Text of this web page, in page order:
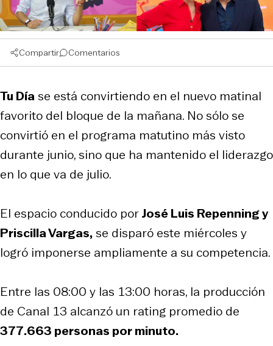
Compartir Comentarios
Tu Díase está convirtiendo en el nuevo matinal
favorito del bloque de la mañana. No sólo se
convirtió en el programa matutino más visto
durante junio, sino que ha mantenido el liderazgo
en lo que va de julio.
El espacio conducido porJosé Luis Repenning y
Priscilla Vargas,se disparó este miércoles y
logró imponerse ampliamente a su competencia.
Entre las 08:00 y las 13:00 horas, la producción
de Canal 13 alcanzó un rating promedio de
377.663 personas por minuto.